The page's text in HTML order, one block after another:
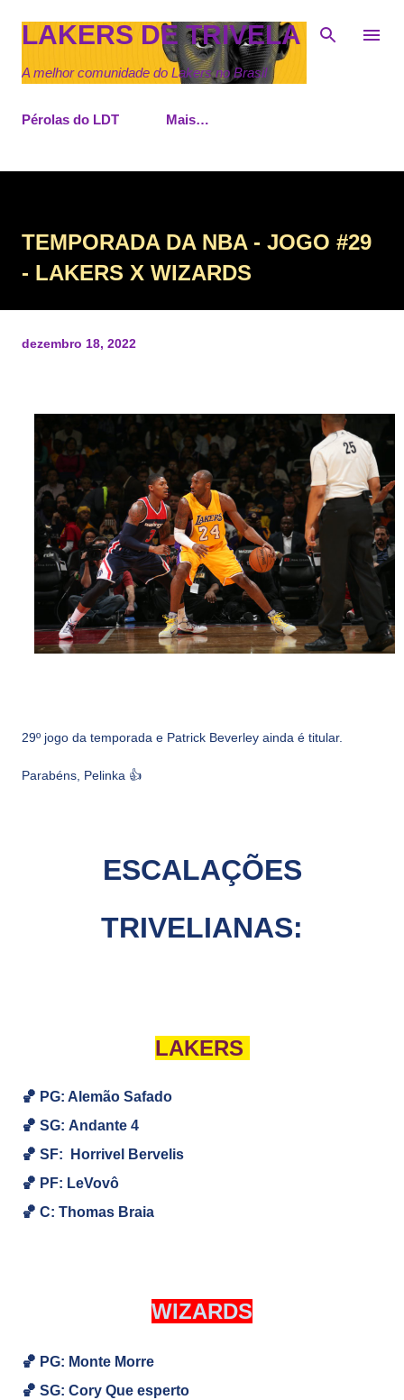
Pular para o conteúdo principal
LAKERS DE TRIVELA
A melhor comunidade do Lakers no Brasil
Pérolas do LDT Mais…
TEMPORADA DA NBA - JOGO #29
- LAKERS X WIZARDS
dezembro 18, 2022
29º jogo da temporada e Patrick Beverley ainda é titular.
Parabéns, Pelinka 👍
ESCALAÇÕES
TRIVELIANAS:
LAKERS
🏀 PG: Alemão Safado
🏀 SG: Andante 4
🏀 SF:
Horrivel Bervelis
🏀 PF: LeVovô
🏀 C: Thomas Braia
WIZARDS
🏀 PG: Monte Morre
🏀 SG: Cory Que esperto